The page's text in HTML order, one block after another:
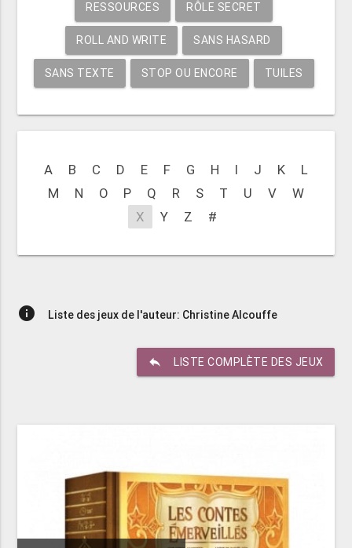
RESSOURCES RÔLE SECRET
ROLL AND WRITE SANS HASARD
SANS TEXTE STOP OU ENCORE TUILES
A B C D E F G H I J K
L
M
N O P Q R S T U V
W
X
Y Z #
info Liste des jeux de l'auteur: Christine Alcouffe
reply LISTE COMPLÈTE DES JEUX